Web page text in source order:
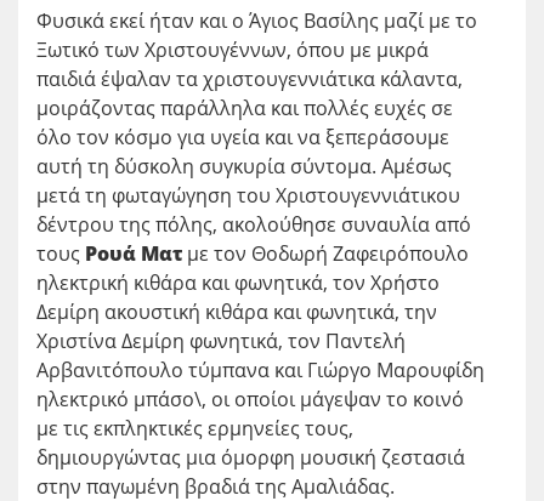
Φυσικά εκεί ήταν και ο Άγιος Βασίλης μαζί με το
Ξωτικό των Χριστουγέννων, όπου με μικρά
παιδιά έψαλαν τα χριστουγεννιάτικα κάλαντα,
μοιράζοντας παράλληλα και πολλές ευχές σε
όλο τον κόσμο για υγεία και να ξεπεράσουμε
αυτή τη δύσκολη συγκυρία σύντομα. Αμέσως
μετά τη φωταγώγηση του Χριστουγεννιάτικου
δέντρου της πόλης, ακολούθησε συναυλία από
τους Ρουά Ματ με τον Θοδωρή Ζαφειρόπουλο
ηλεκτρική κιθάρα και φωνητικά, τον Χρήστο
Δεμίρη ακουστική κιθάρα και φωνητικά, την
Χριστίνα Δεμίρη φωνητικά, τον Παντελή
Αρβανιτόπουλο τύμπανα και Γιώργο Μαρουφίδη
ηλεκτρικό μπάσο\, οι οποίοι μάγεψαν το κοινό
με τις εκπληκτικές ερμηνείες τους,
δημιουργώντας μια όμορφη μουσική ζεστασιά
στην παγωμένη βραδιά της Αμαλιάδας.